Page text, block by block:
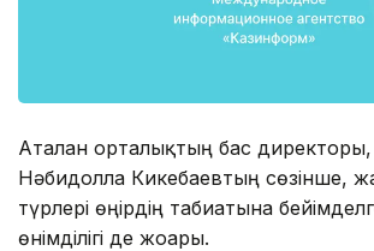
Аталған орталықтың бас директоры,
Нәбидолла Кикебаевтың сөзінше,
түрлері өңірдің табиғатына
өнімділігі де жоғары.